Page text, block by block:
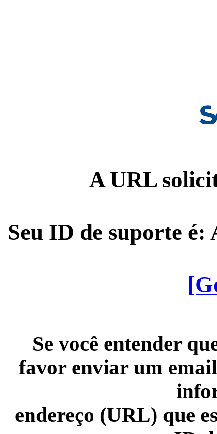
A URL
Seu ID de suporte é:
Se você entender
favor enviar um
endereço (URL) que